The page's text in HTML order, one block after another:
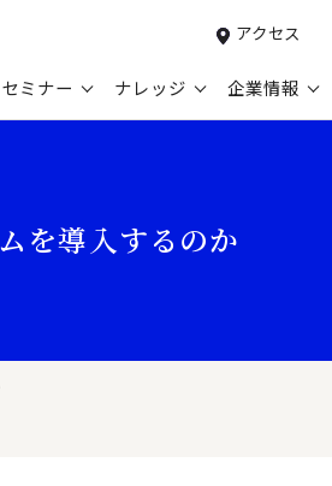
アクセス
セミナー ナレッジ 企業情報
M&A支援
を導入するのか